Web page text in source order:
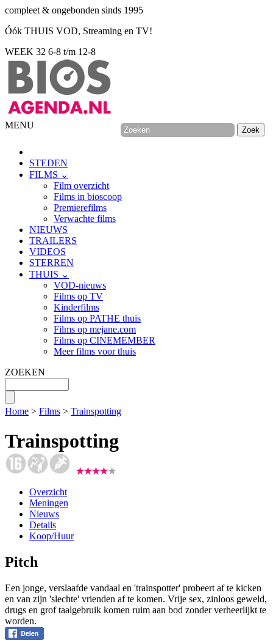
compleet & ongebonden sinds 1995
Óók THUIS VOD, Streaming en TV!
WEEK 32 6-8 t/m 12-8
MENU
STEDEN
FILMS ⌄
Film overzicht
Films in bioscoop
Premierefilms
Verwachte films
NIEUWS
TRAILERS
VIDEOS
STERREN
THUIS ⌄
VOD-nieuws
Films op TV
Kinderfilms
Films op PATHE thuis
Films op mejane.com
Films op CINEMEMBER
Meer films voor thuis
ZOEKEN
Home > Films > Trainspotting
Trainspotting
Overzicht
Meningen
Nieuws
Details
Koop/Huur
Pitch
Een jonge, verslaafde vandaal en 'trainspotter' probeert af te kicken
en van zijn 'slechte' vrienden af te komen. Vrije sex, zinloos geweld,
drugs en grof taalgebruik komen ruim aan bod zonder verheerlijkt te
worden.